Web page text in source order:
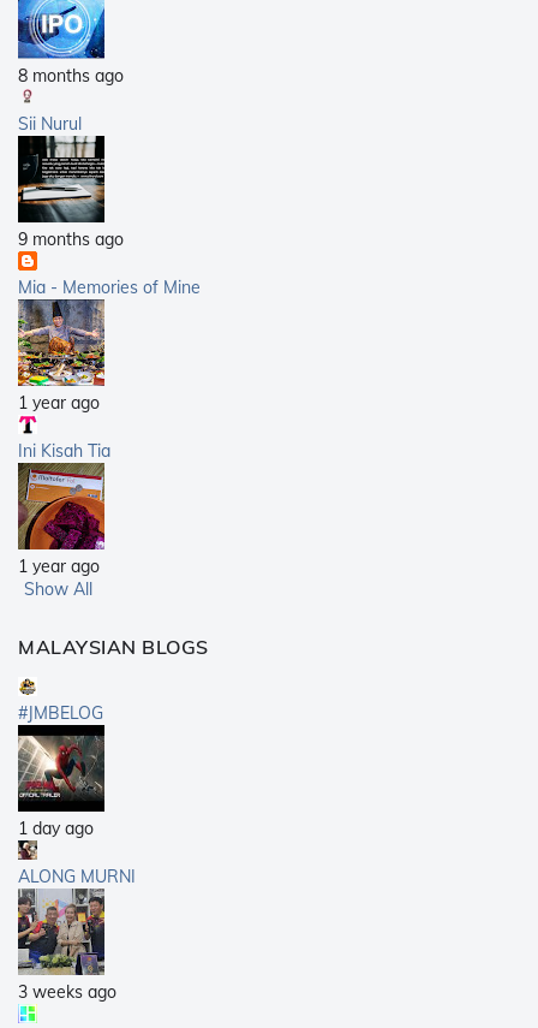
8 months ago
Sii Nurul
9 months ago
Mia - Memories of Mine
1 year ago
Ini Kisah Tia
1 year ago
Show All
MALAYSIAN BLOGS
#JMBELOG
1 day ago
ALONG MURNI
3 weeks ago